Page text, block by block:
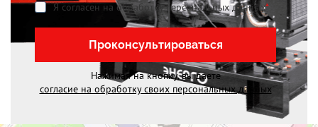
Я согласен на обработку персональных данных*
Проконсультироваться
Нажимая на кнопку, вы даете
согласие на обработку своих персональных данных